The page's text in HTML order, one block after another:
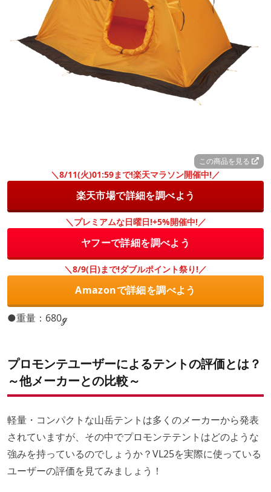
この商品を見る
＼8/11(火)01:59まで!楽天マラソン開催中!／
楽天市場で詳細を調べよう
＼プレミアムな日曜日!+5%開催中!／
ヤフーで詳細を調べよう
＼8/9(日)まで!ダブルポイント祭り!／
Amazonで詳細を調べよう
●重量：680ℊ
プロモンテユーザーによるテントの評価とは？
～他メーカーとの比較～
軽量・コンパクトな山岳テントは多くのメーカーから発表
されていますが、その中でプロモンテテントはどのような
強みを持っているのでしょうか？VL25を実際に使っている
ユーザーの評価を見てみましょう！